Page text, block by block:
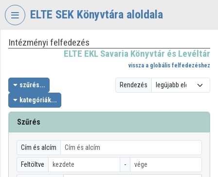
Fejléc kihagyása
ELTE SEK Könyvtára aloldala
VIDEOTORIUM
EKL
SAVARIA
KÖNYVTÁR
ÉS
LEVÉLTÁR
Intézményi kezdőlap
Bejelentkezés
Intézményi felfedezés
ELTE EKL Savaria Könyvtár és Levéltár
vissza a globális felfedezéshez
szűrés...
kategóriák...
Rendezés
Szűrés
Cím és alcím
Feltöltve -